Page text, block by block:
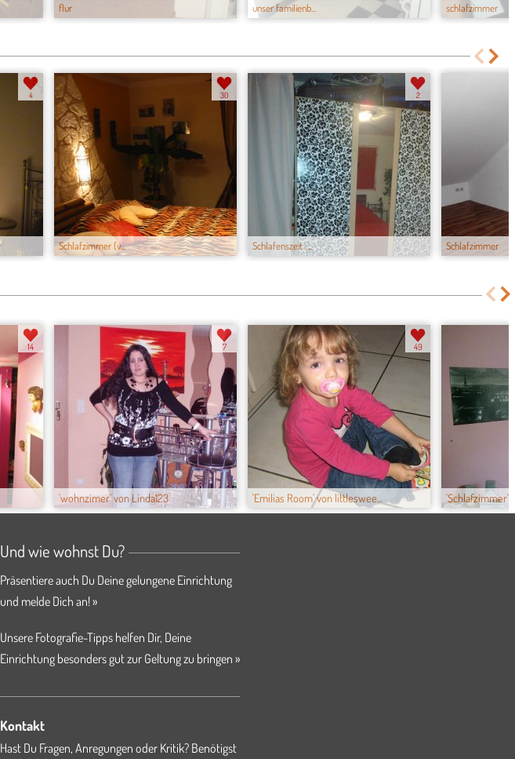
flur unser familienb... schlafzimmer
4
Schlafzimmer (v...
30
Schlafenszeit :...
2
Schlafzimmer
14
'wohnzimer' von Linda123
7
'Emilias Room' von littleswee...
49
'Schlafzimmer'
Und wie wohnst Du?
Präsentiere auch Du Deine gelungene Einrichtung
und melde Dich an! »
Unsere Fotografie-Tipps helfen Dir, Deine
Einrichtung besonders gut zur Geltung zu bringen »
Kontakt
Hast Du Fragen, Anregungen oder Kritik? Benötigst